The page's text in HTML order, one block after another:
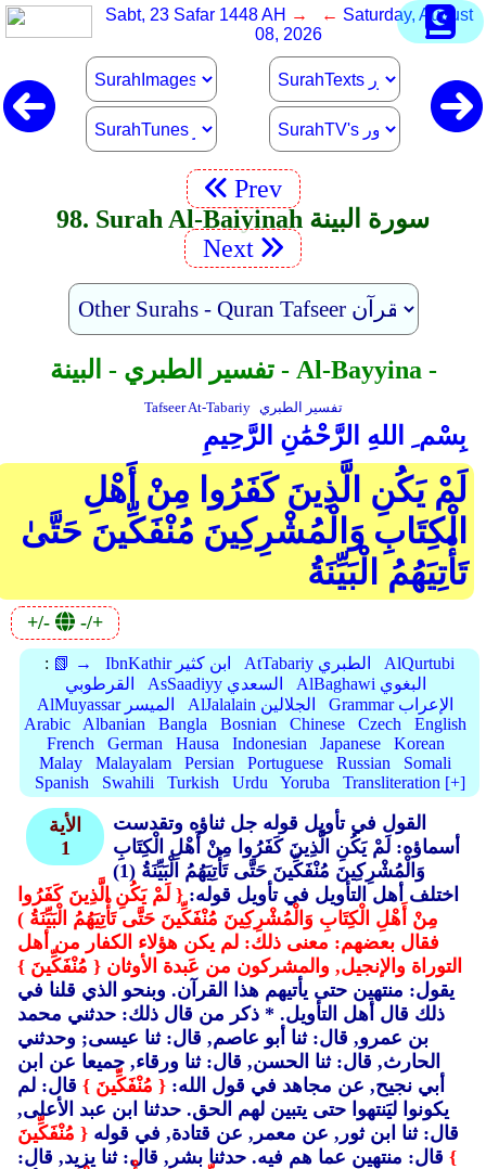
Sabt, 23 Safar 1448 AH → ← Saturday, August
08, 2026
Prev
98. Surah Al-Baiyinah سورة البينة
Next
تفسير الطبري - البينة - Al-Bayyina -
Tafseer At-Tabariy تفسير الطبري
بِسْم ِ اللهِ الرَّحْمَٰنِ الرَّحِيمِ
لَمْ يَكُنِ الَّذِينَ كَفَرُوا مِنْ أَهْلِ
الْكِتَابِ وَالْمُشْرِكِينَ مُنْفَكِّينَ حَتَّىٰ
تَأْتِيَهُمُ الْبَيِّنَةُ
+/- -/+
: 📗 → IbnKathir ابن كثير AtTabariy الطبري
AlQurtubi
القرطوبي
AsSaadiyy السعدي
AlBaghawi البغوي
AlMuyassar الميسر
AlJalalain الجلالين
Grammar الإعراب
Arabic
Albanian Bangla Bosnian Chinese Czech
English
French
German Hausa Indonesian Japanese
Korean
Malay
Malayalam Persian Portuguese Russian
Somali
Spanish
Swahili Turkish Urdu Yoruba Transliteration [+]
الأية
1
القول في تأويل قوله جل ثناؤه وتقدست
أسماؤه: لَمْ يَكُنِ الَّذِينَ كَفَرُوا مِنْ أَهْلِ الْكِتَابِ
وَالْمُشْرِكِينَ مُنْفَكِّينَ حَتَّى تَأْتِيَهُمُ الْبَيِّنَةُ (1)
اختلف أهل التأويل في تأويل قوله:{ لَمْ يَكُنِ الَّذِينَ كَفَرُوا
مِنْ أَهْلِ الْكِتَابِ وَالْمُشْرِكِينَ مُنْفَكِّينَ حَتَّى تَأْتِيَهُمُ الْبَيِّنَةُ )
فقال بعضهم: معنى ذلك: لم يكن هؤلاء الكفار من أهل
التوراة والإنجيل, والمشركون من عَبدة الأوثان { مُنْفَكِّينَ }
يقول: منتهين حتى يأتيهم هذا القرآن. وبنحو الذي قلنا في
ذلك قال أهل التأويل. * ذكر من قال ذلك: حدثني محمد
بن عمرو, قال: ثنا أبو عاصم, قال: ثنا عيسى; وحدثني
الحارث, قال: ثنا الحسن, قال: ثنا ورقاء, جميعا عن ابن
أبي نجيح, عن مجاهد في قول الله: { مُنْفَكِّينَ } قال: لم
يكونوا ليَنتهوا حتى يتبين لهم الحق. حدثنا ابن عبد الأعلى,
قال: ثنا ابن ثور, عن معمر, عن قتادة, في قوله { مُنْفَكِّينَ
} قال: منتهين عما هم فيه. حدثنا بشر, قال: ثنا يزيد, قال: